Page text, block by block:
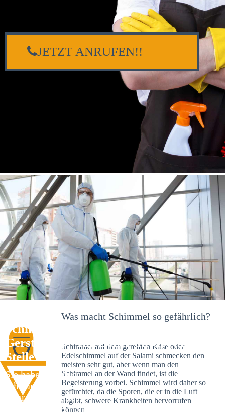
Schimmelexperte in Peterhof bei
Gersthofen – Ihr Helfer an Ort und
Stelle
Sie haben kürzlich
schwarze Flecken an
Ihrer Wand entdeckt?
Schlechte Nachrichten:
JETZT ANRUFEN!!
Was macht Schimmel so gefährlich?
Schimmel auf dem gereiften Käse oder
Edelschimmel auf der Salami schmecken den
meisten sehr gut, aber wenn man den
Schimmel an der Wand findet, ist die
Begeisterung vorbei. Schimmel wird daher so
gefürchtet, da die Sporen, die er in die Luft
abgibt, schwere Krankheiten hervorrufen
können.